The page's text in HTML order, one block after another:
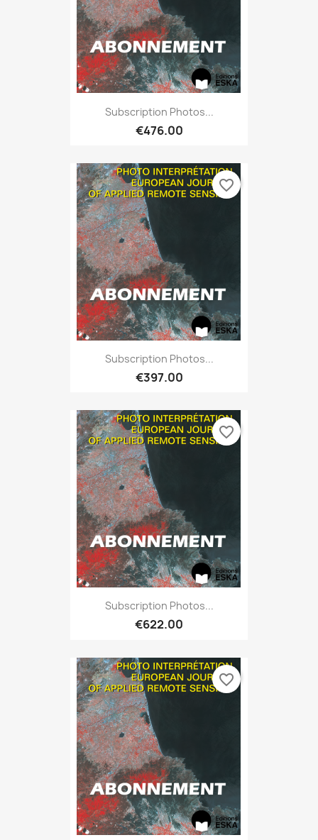
Subscription Photos...
€476.00
Subscription Photos...
€397.00
favorite_border
Subscription Photos...
€622.00
favorite_border
favorite_border